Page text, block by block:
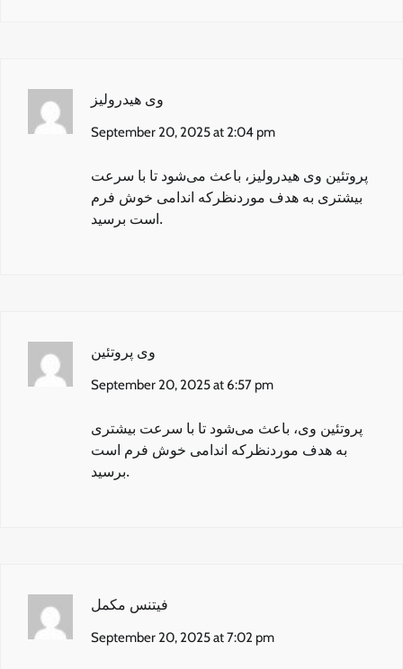
وی هیدرولیز
September 20, 2025 at 2:04 pm
پروتئین وی هیدرولیز ، باعث می‌شود تا با سرعت
بیشتری به هدف مورد‌نظرکه اندامی خوش فرم
است برسید.
وی پروتئین
September 20, 2025 at 6:57 pm
پروتئین وی، باعث می‌شود تا با سرعت بیشتری
به هدف مورد‌نظرکه اندامی خوش فرم است
برسید.
فیتنس مکمل
September 20, 2025 at 7:02 pm